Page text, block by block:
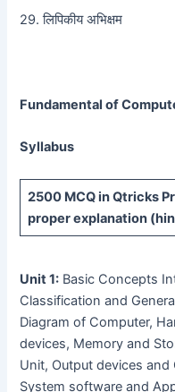
29. लिपिकीय अभिक्षम
Fundamental of
Syllabus
2500 MCQin Qtricks
proper explanation
Unit 1: Basic Concepts
Classification and
Diagram of Computer,
devices, Memory and
Unit, Output devices
System software and